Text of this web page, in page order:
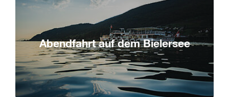
Abendfahrt auf dem Bielersee
Am Samstagabend